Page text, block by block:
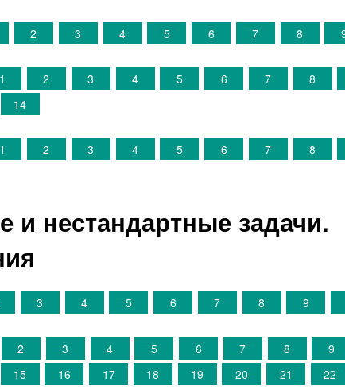
2 3 4 5 6 7 8
1 2 3 4 5 6 7 8
14
1 2 3 4 5 6 7 8
и нестандартные задачи.
3 4 5 6 7 8 9
2 3 4 5 6 7 8 9
15 16 17 18 19 20 21 22